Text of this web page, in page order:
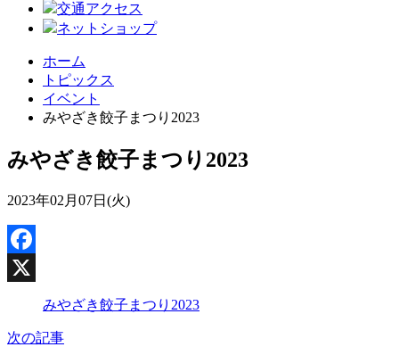
交通アクセス
ネットショップ
ホーム
トピックス
イベント
みやざき餃子まつり2023
みやざき餃子まつり2023
2023年02月07日(火)
Facebook
みやざき餃子まつり2023
次の記事